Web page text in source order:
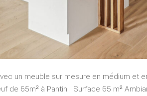
un meuble sur mesure en médium et
de 65m² à Pantin Surface 65 m²